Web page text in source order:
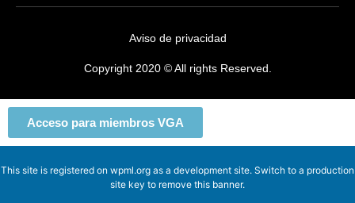
Aviso de privacidad
Copyright 2020 © All rights Reserved.
Acceso para miembros VGA
This site is registered on wpml.org as a development site. Switch to a production
site key to remove this banner.